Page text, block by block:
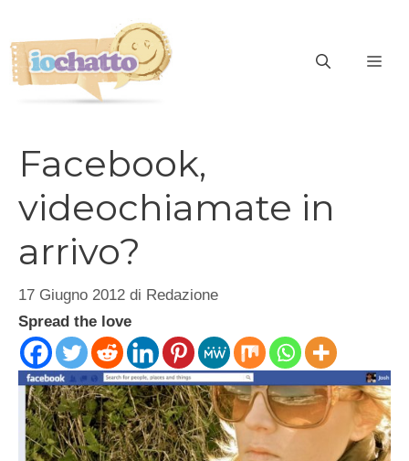
contenuto
Facebook,
videochiamate in
arrivo?
17 Giugno 2012 di Redazione
Spread the love